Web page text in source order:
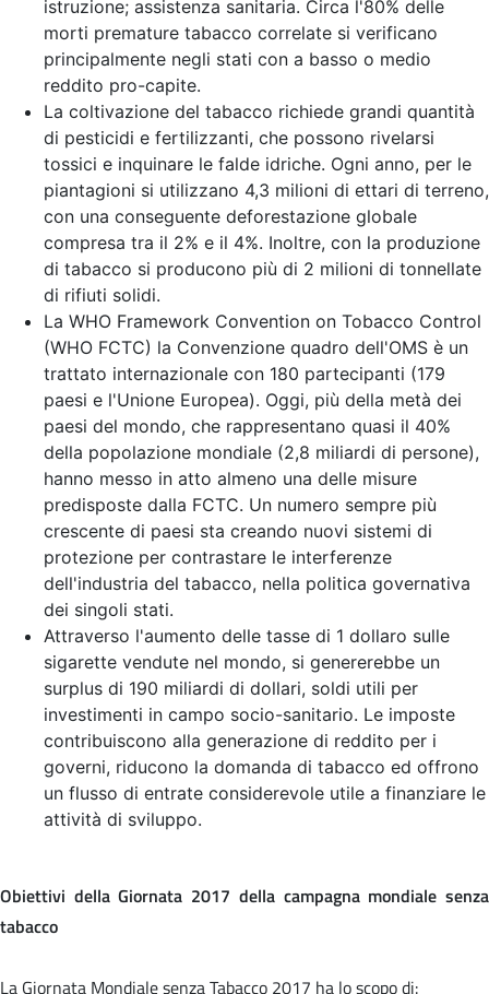
istruzione; assistenza sanitaria. Circa l'80% delle
morti premature tabacco correlate si verificano
principalmente negli stati con a basso o medio
reddito pro-capite.
La coltivazione del tabacco richiede grandi quantità
di pesticidi e fertilizzanti, che possono rivelarsi
tossici e inquinare le falde idriche. Ogni anno, per le
piantagioni si utilizzano 4,3 milioni di ettari di terreno,
con una conseguente deforestazione globale
compresa tra il 2% e il 4%. Inoltre, con la produzione
di tabacco si producono più di 2 milioni di tonnellate
di rifiuti solidi.
La WHO Framework Convention on Tobacco Control
(WHO FCTC) la Convenzione quadro dell'OMS è un
trattato internazionale con 180 partecipanti (179
paesi e l'Unione Europea). Oggi, più della metà dei
paesi del mondo, che rappresentano quasi il 40%
della popolazione mondiale (2,8 miliardi di persone),
hanno messo in atto almeno una delle misure
predisposte dalla FCTC. Un numero sempre più
crescente di paesi sta creando nuovi sistemi di
protezione per contrastare le interferenze
dell'industria del tabacco, nella politica governativa
dei singoli stati.
Attraverso l'aumento delle tasse di 1 dollaro sulle
sigarette vendute nel mondo, si genererebbe un
surplus di 190 miliardi di dollari, soldi utili per
investimenti in campo socio-sanitario. Le imposte
contribuiscono alla generazione di reddito per i
governi, riducono la domanda di tabacco ed offrono
un flusso di entrate considerevole utile a finanziare le
attività di sviluppo.
Obiettivi della Giornata 2017 della campagna mondiale senza
tabacco
La Giornata Mondiale senza Tabacco 2017 ha lo scopo di: